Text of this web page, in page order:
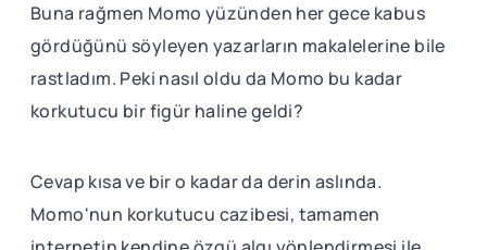
Buna rağmen Momo yüzünden her gece kabus
gördüğünü söyleyen yazarların makalelerine bile
rastladım. Peki nasıl oldu da Momo bu kadar
korkutucu bir figür haline geldi?
Cevap kısa ve bir o kadar da derin aslında.
Momo'nun korkutucu cazibesi, tamamen